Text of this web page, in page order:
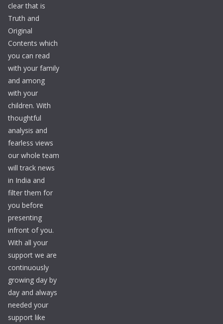
clear that is
Truth and
Original
Contents which
you can read
with your family
and among
with your
children. With
thoughtful
analysis and
fearless views
our whole team
will track news
in India and
filter them for
you before
presenting
infront of you.
With all your
support we are
continuously
growing day by
day and always
needed your
support like